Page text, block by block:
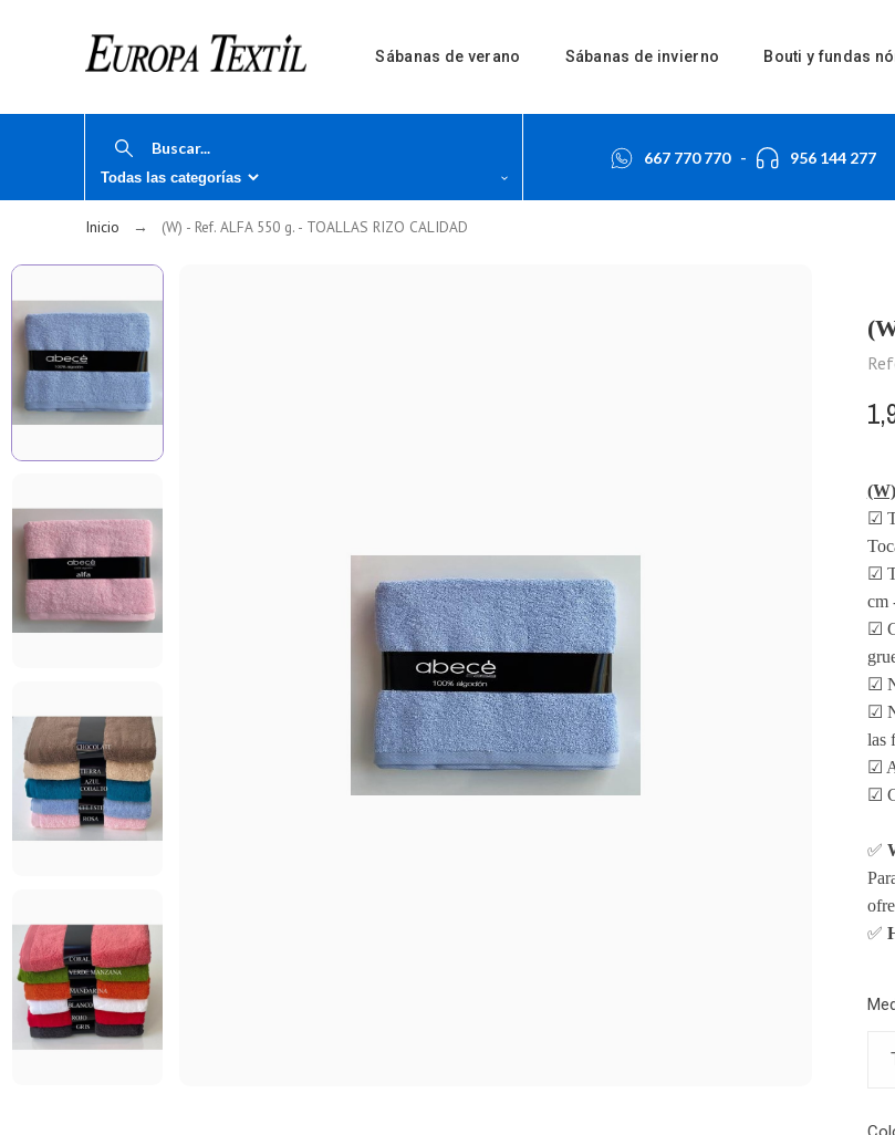
Sábanas de verano Sábanas de invierno Bouti y fundas
667 770 770- 956 144 277
Inicio (W) - Ref. ALFA 550 g. - TOALLAS RIZO CALIDAD
☑
☑
cm
☑
☑
☑
las
☑
☑
✅
✅